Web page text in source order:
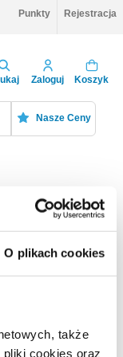
O plikach cookies
także
cookies oraz
Punkty Rejestracja
Zaloguj Koszyk
Nasze Ceny
Sortuj
stronie